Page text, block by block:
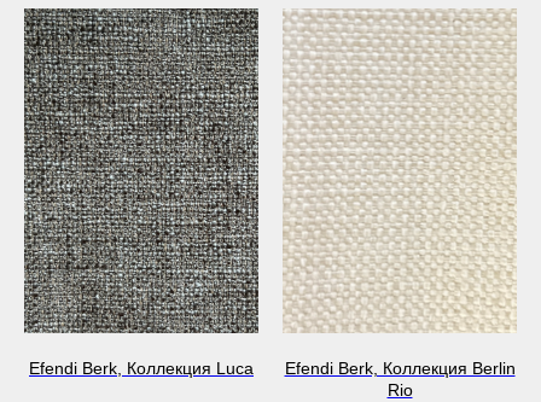
Efendi Berk, Коллекция Luca
Efendi Berk, Коллекция Berlin
Rio